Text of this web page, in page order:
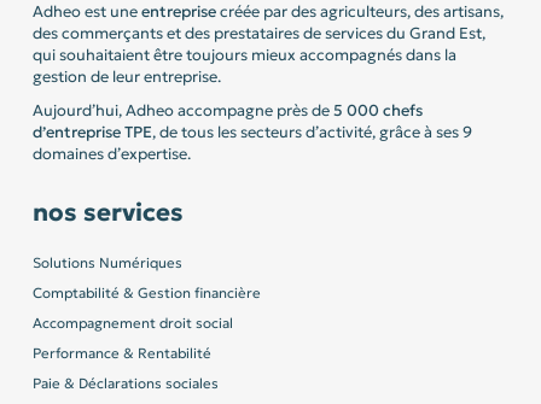
Adheo est uneentreprisecréée par des agriculteurs, des artisans,
des commerçants et des prestataires de services du Grand Est,
qui souhaitaient être toujours mieux accompagnés dans la
gestion de leur entreprise.
Aujourd’hui, Adheo accompagne près de5 000 chefs
d’entrepriseTPE, de tous les secteurs d’activité, grâce à ses 9
domaines d’expertise.
nos services
Solutions Numériques
Comptabilité & Gestion financière
Accompagnement droit social
Performance & Rentabilité
Paie & Déclarations sociales